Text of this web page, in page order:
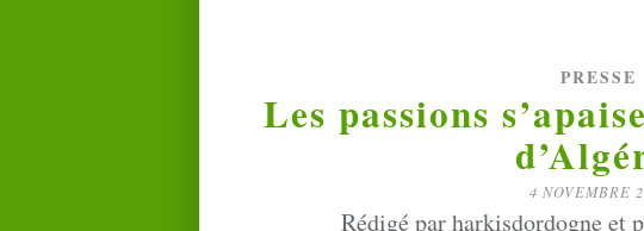
PRESSE
Les passions
4 NOVEMBRE
Rédigé par harkisdordogne et